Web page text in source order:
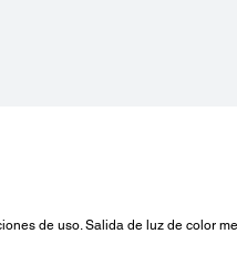
de uso. Salida de luz de color